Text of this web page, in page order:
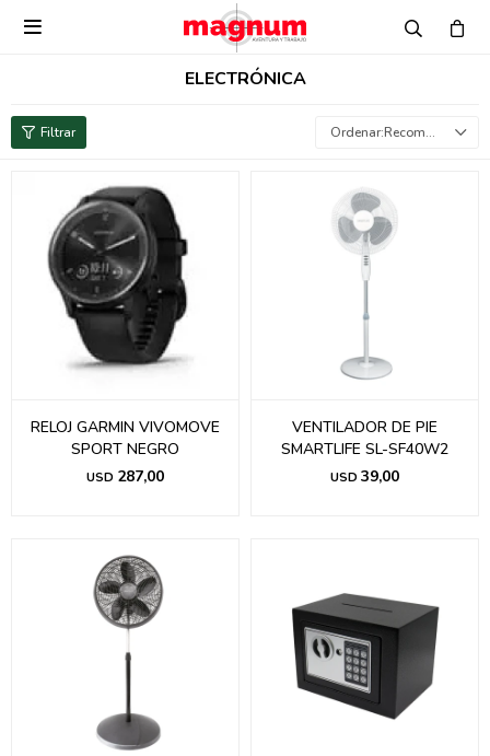

ELECTRÓNICA
Recomendados
RELOJ GARMIN VIVOMOVE
SPORT NEGRO
USD 287,00
VENTILADOR DE PIE
SMARTLIFE SL-SF40W2
USD 39,00